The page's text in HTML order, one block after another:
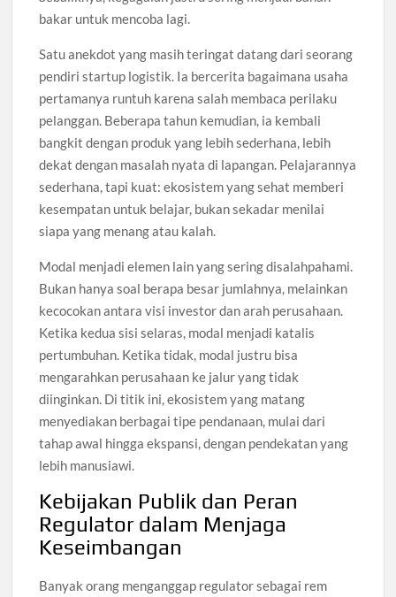
bakar untuk mencoba lagi.
Satu anekdot yang masih teringat datang dari seorang
pendiri startup logistik. Ia bercerita bagaimana usaha
pertamanya runtuh karena salah membaca perilaku
pelanggan. Beberapa tahun kemudian, ia kembali
bangkit dengan produk yang lebih sederhana, lebih
dekat dengan masalah nyata di lapangan. Pelajarannya
sederhana, tapi kuat: ekosistem yang sehat memberi
kesempatan untuk belajar, bukan sekadar menilai
siapa yang menang atau kalah.
Modal menjadi elemen lain yang sering disalahpahami.
Bukan hanya soal berapa besar jumlahnya, melainkan
kecocokan antara visi investor dan arah perusahaan.
Ketika kedua sisi selaras, modal menjadi katalis
pertumbuhan. Ketika tidak, modal justru bisa
mengarahkan perusahaan ke jalur yang tidak
diinginkan. Di titik ini, ekosistem yang matang
menyediakan berbagai tipe pendanaan, mulai dari
tahap awal hingga ekspansi, dengan pendekatan yang
lebih manusiawi.
Kebijakan Publik dan Peran
Regulator dalam Menjaga
Keseimbangan
Banyak orang menganggap regulator sebagai rem